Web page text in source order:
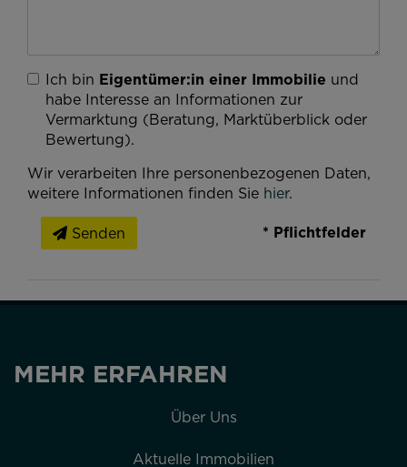
Ich bin Eigentümer:in einer Immobilie und
habe Interesse an Informationen zur
Vermarktung (Beratung, Marktüberblick oder
Bewertung).
Wir verarbeiten Ihre personenbezogenen Daten,
weitere Informationen finden Sie hier.
Senden
* Pflichtfelder
MEHR ERFAHREN
Über Uns
Aktuelle Immobilien